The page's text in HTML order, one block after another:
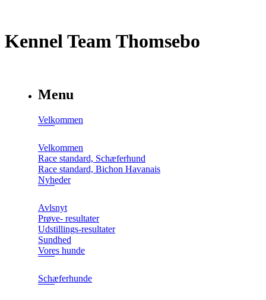
Kennel Team Thomsebo
Menu
Velkommen
Velkommen
Race standard, Schæferhund
Race standard, Bichon Havanais
Nyheder
Avlsnyt
Prøve- resultater
Udstillings-resultater
Sundhed
Vores hunde
Schæferhunde